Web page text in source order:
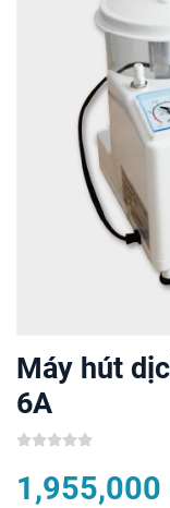
Máy hút
6A
1,955,000